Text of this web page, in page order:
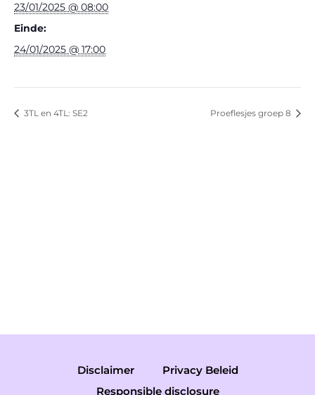
23/01/2025 @ 08:00
Einde:
24/01/2025 @ 17:00
3TL en 4TL: SE2 Proeflesjes groep 8
Disclaimer
Privacy Beleid
Responsible disclosure